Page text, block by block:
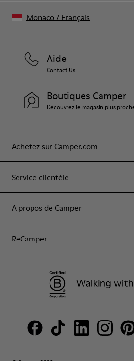
Achetez sur Camper.com
Service clientèle
A propos de Camper
ReCamper
Aide
Contact Us
Boutiques Camper
Découvrez le magasin plus
Monaco/ Français